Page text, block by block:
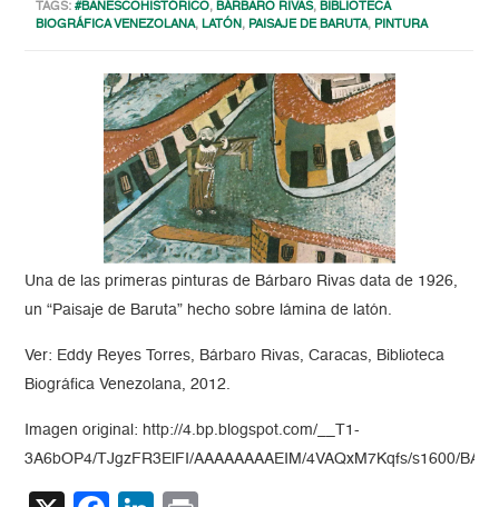
TAGS:#BANESCOHISTÓRICO,BÁRBARO RIVAS,BIBLIOTECA
BIOGRÁFICA VENEZOLANA,LATÓN, PAISAJE DE BARUTA, PINTURA
Una de las primeras pinturas de Bárbaro Rivas data de 1926,
un “Paisaje de Baruta” hecho sobre lámina de latón.
Ver: Eddy Reyes Torres, Bárbaro Rivas, Caracas, Biblioteca
Biográfica Venezolana, 2012.
Imagen original: http://4.bp.blogspot.com/__T1-
3A6bOP4/TJgzFR3ElFI/AAAAAAAAEIM/4VAQxM7Kqfs/s1600/